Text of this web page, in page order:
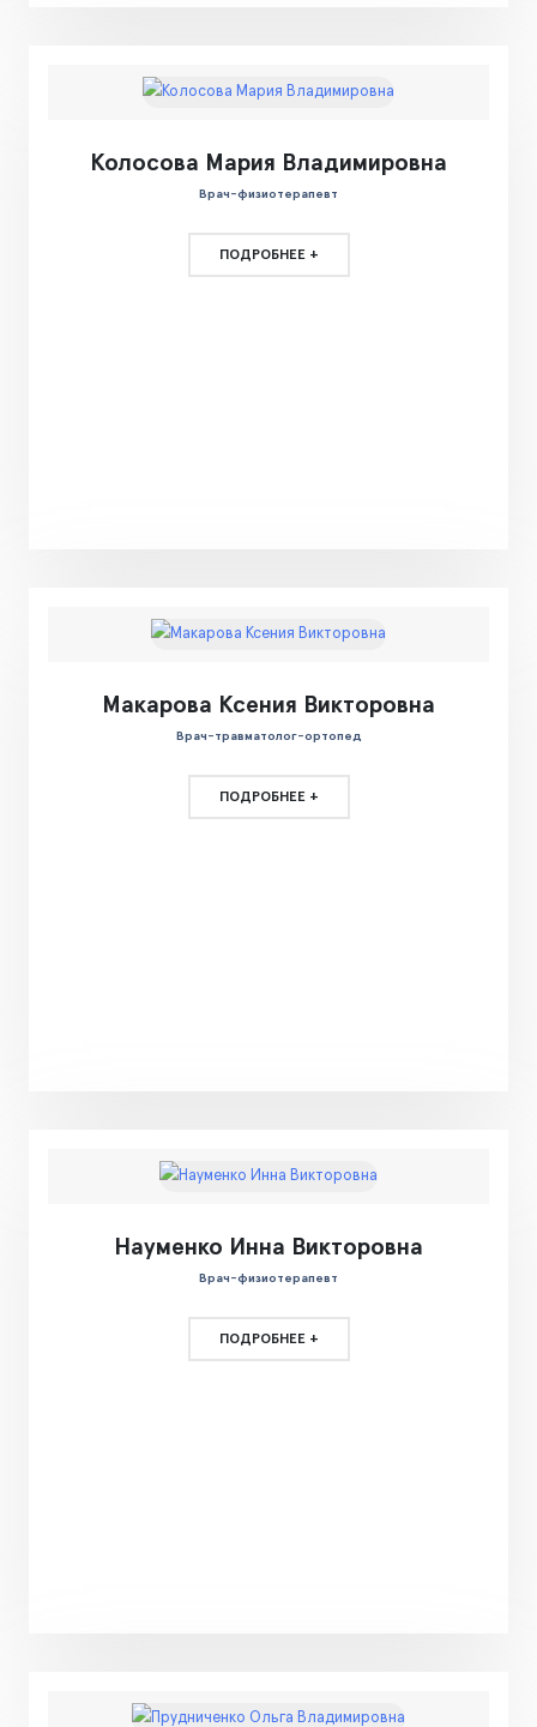
Колосова Мария Владимировна
Врач-физиотерапевт
ПОДРОБНЕЕ +
Макарова Ксения Викторовна
Врач-травматолог-ортопед
ПОДРОБНЕЕ +
Науменко Инна Викторовна
Врач-физиотерапевт
ПОДРОБНЕЕ +